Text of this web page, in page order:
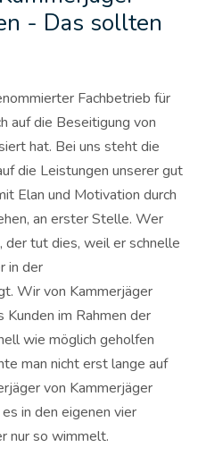
- Das sollten
Fachbetrieb für
auf die Beseitigung von
hat. Bei uns steht die
die Leistungen unserer gut
Elan und Motivation durch
an erster Stelle. Wer
der tut dies, weil er schnelle
in der
Wir von Kammerjäger
im Rahmen der
wie möglich geholfen
man nicht erst lange auf
von Kammerjäger
in den eigenen vier
nur so wimmelt.